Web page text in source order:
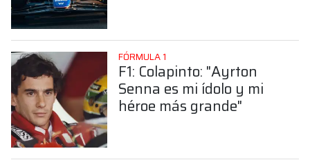
FÓRMULA 1
F1: Colapinto: "Ayrton
Senna es mi ídolo y mi
héroe más grande"